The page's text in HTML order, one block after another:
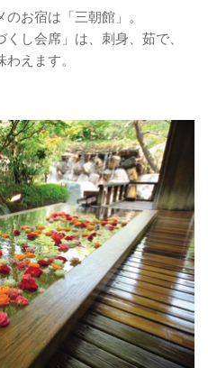
お宿は「三朝館」。
し会席」は、刺身、茹で、
えます。